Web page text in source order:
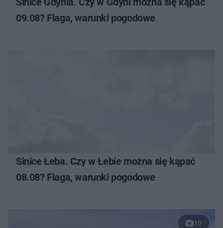
09.08? Flaga, warunki pogodowe
Sinice Łeba. Czy w Łebie można się kąpać
08.08? Flaga, warunki pogodowe
10